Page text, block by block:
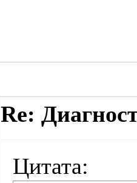
Re:
Цитата: